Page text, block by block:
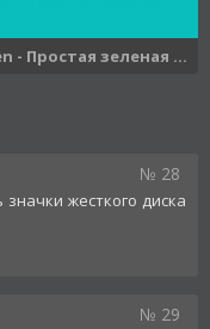
- Простая зеленая ...
№ 28
жесткого диска
№ 29